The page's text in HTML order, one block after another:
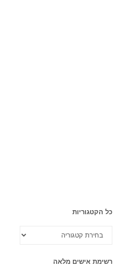
כל הקטגוריות
הקטגוריות
רשימת אישים מלאה